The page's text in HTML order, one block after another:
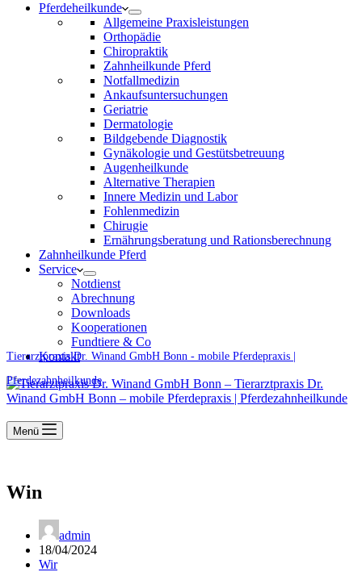
Pferdeheilkunde
Allgemeine Praxisleistungen
Orthopädie
Chiropraktik
Zahnheilkunde Pferd
Notfallmedizin
Ankaufsuntersuchungen
Geriatrie
Dermatologie
Bildgebende Diagnostik
Gynäkologie und Gestütsbetreuung
Augenheilkunde
Alternative Therapien
Innere Medizin und Labor
Fohlenmedizin
Chirugie
Ernährungsberatung und Rationsberechnung
Zahnheilkunde Pferd
Service
Notdienst
Abrechnung
Downloads
Kooperationen
Fundtiere & Co
Kontakt
Tierarztpraxis Dr. Winand GmbH Bonn - mobile Pferdepraxis |
Pferdezahnheilkunde
Menü
Win
admin
18/04/2024
Wir